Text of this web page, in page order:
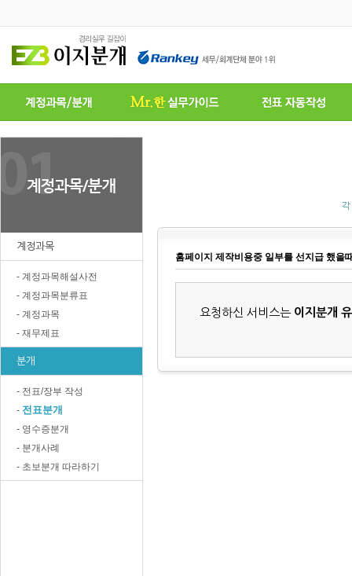
계정과목
- 계정과목해설사전
- 계정과목분류표
- 계정과목
- 재무제표
분개
- 전표/장부 작성
- 전표분개
- 영수증분개
- 분개사례
- 초보분개 따라하기
각
홈페이지 제작비용중 일부를 선지급 했을
요청하신 서비스는 이지분개